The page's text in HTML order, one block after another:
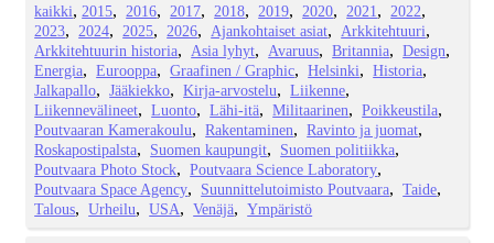
kaikki 2015 2016 2017 2018 2019 2020 2021
2022
2023
2024 2025 2026 Ajankohtaiset asiat
Arkkitehtuuri
Arkkitehtuurin historia
Asia lyhyt Avaruus Britannia
Design
Energia
Eurooppa Graafinen / Graphic Helsinki
Historia
Jalkapallo
Jääkiekko Kirja-arvostelu
Liikenne
Liikennevälineet
Luonto Lähi-itä Militaarinen
Poikkeustila
Poutvaaran Kamerakoulu
Rakentaminen
Ravinto ja juomat
Roskapostipalsta
Suomen kaupungit
Suomen politiikka
Poutvaara Photo Stock
Poutvaara Science Laboratory
Poutvaara Space Agency
Suunnittelutoimisto Poutvaara
Taide
Talous
Urheilu USA Venäjä Ympäristö